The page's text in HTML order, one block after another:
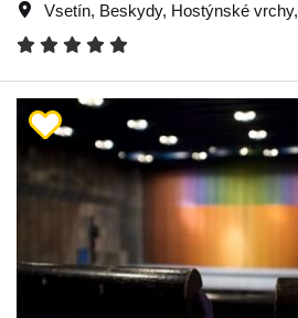
Vsetín, Beskydy, Hostýnské vrchy,